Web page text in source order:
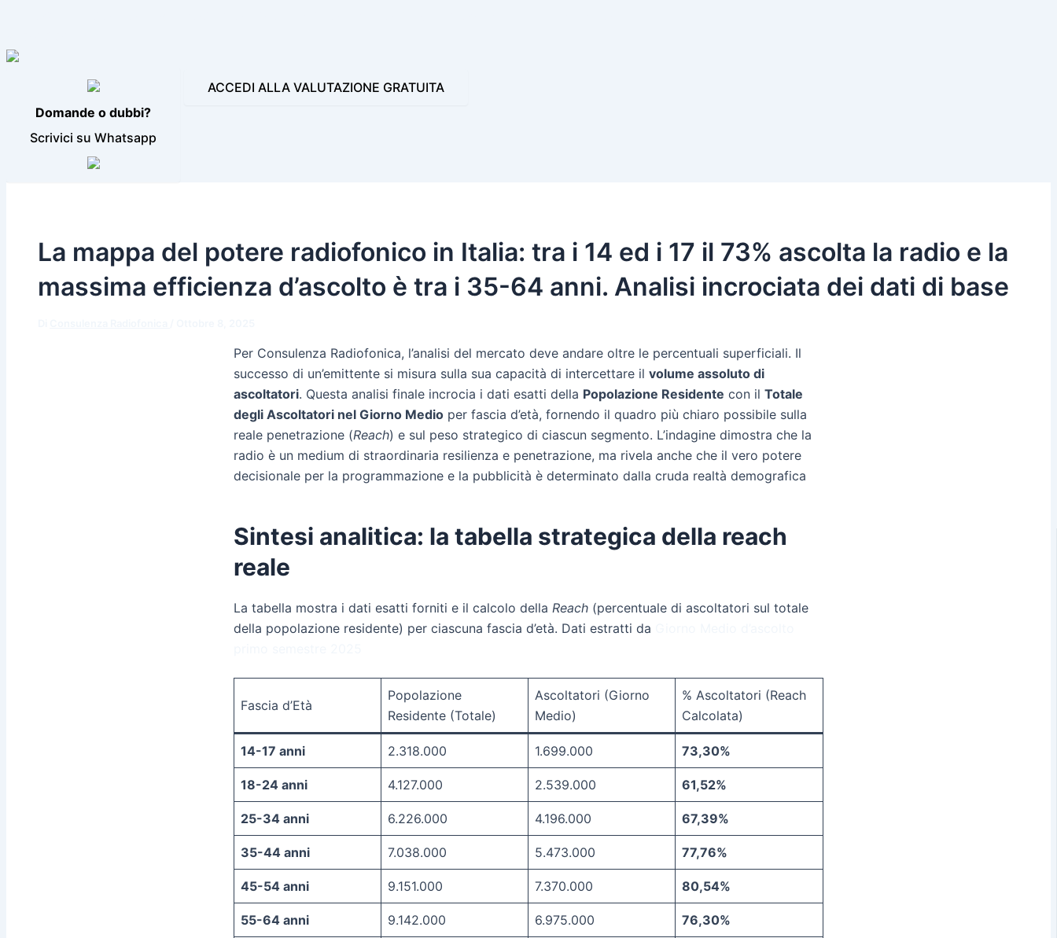
Domande o dubbi?
Scrivici su Whatsapp
ACCEDI ALLA VALUTAZIONE GRATUITA
La mappa del potere radiofonico in Italia: tra i 14 ed i 17 il 73% ascolta la radio e la
massima efficienza d’ascolto è tra i 35-64 anni. Analisi incrociata dei dati di base
Per Consulenza Radiofonica, l’analisi del mercato deve andare oltre le percentuali superficiali. Il
successo di un’emittente si misura sulla sua capacità di intercettare il volume assoluto di
ascoltatori. Questa analisi finale incrocia i dati esatti della Popolazione Residente con il Totale
degli Ascoltatori nel Giorno Medio per fascia d’età, fornendo il quadro più chiaro possibile sulla
reale penetrazione (Reach) e sul peso strategico di ciascun segmento. L’indagine dimostra che la
radio è un medium di straordinaria resilienza e penetrazione, ma rivela anche che il vero potere
decisionale per la programmazione e la pubblicità è determinato dalla cruda realtà demografica
Sintesi analitica: la tabella strategica della reach
reale
La tabella mostra i dati esatti forniti e il calcolo della Reach (percentuale di ascoltatori sul totale
della popolazione residente) per ciascuna fascia d’età. Dati estratti da
Fascia d’Età
Popolazione
Residente (Totale)
Ascoltatori (Giorno
Medio)
% Ascoltatori (Reach
Calcolata)
14-17 anni 2.318.000 1.699.000 73,30%
18-24 anni 4.127.000 2.539.000 61,52%
25-34 anni 6.226.000 4.196.000 67,39%
35-44 anni 7.038.000 5.473.000 77,76%
45-54 anni 9.151.000 7.370.000 80,54%
55-64 anni 9.142.000 6.975.000 76,30%